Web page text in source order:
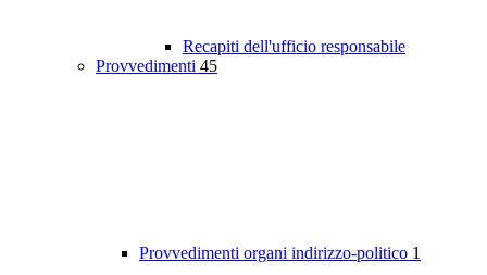
Recapiti dell'ufficio responsabile
Provvedimenti 45
Provvedimenti organi indirizzo-politico 1